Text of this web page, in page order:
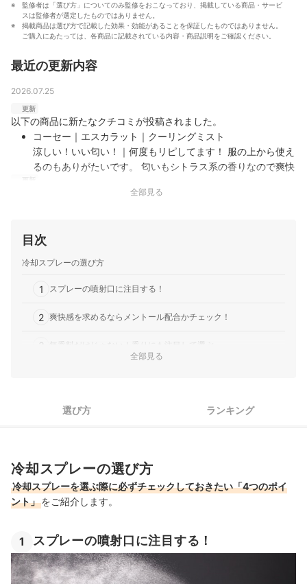
監修者は「選び方」についてのみ監修をおこなっており、掲載している商品・サービ
スは監修者が選定したものではありません。
掲載商品は選び方で記載した効果・効能があることを保証したものではありません。
ご購入にあたっては、各商品に記載されている内容・商品説明をご確認ください。
最近の更新内容
2026.07.25
更新
以下の商品に新たなクチコミが投稿されました。
コーセー｜エスカラット｜クーリングミスト
涼しい！いい匂い！｜何度もリピしてます！ 服の上から使え
るのもありがたいです。 匂いもシトラス系の香りなので爽快
ランキングを更新しました。全部見る
目次
冷却スプレーの選び方
1 スプレーの噴射口に注目する！
2 爽快感を求めるならメントール配合かチェック！
3 無香料だけじゃない！香りにも注目して選ぶ
冷却スプレーの売れ筋ランキングもチェック！
全部見る
選び方 ランキング
冷却スプレーの選び方
冷却スプレーを選ぶ際に必ずチェックしておきたい「4つのポイ
ント」をご紹介します。
1 スプレーの噴射口に注目する！